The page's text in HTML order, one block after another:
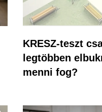
KRESZ-teszt
legtöbben
menni fog?